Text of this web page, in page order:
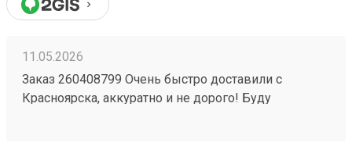
11.05.2026
Заказ 260408799 Очень быстро доставили с
Красноярска, аккуратно и не дорого! Буду